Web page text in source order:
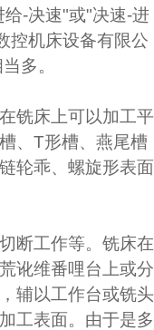
-决速"或"决速-进
控机床设备有限公
多。
铣床上可以加工平
、T形槽、燕尾槽
轮乖、螺旋形表面
断工作等。铣床在
讹维番哩台上或分
辅以工作台或铣头
工表面。由于是多